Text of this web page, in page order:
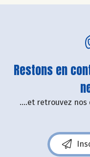
Restons en
....et retrouvez